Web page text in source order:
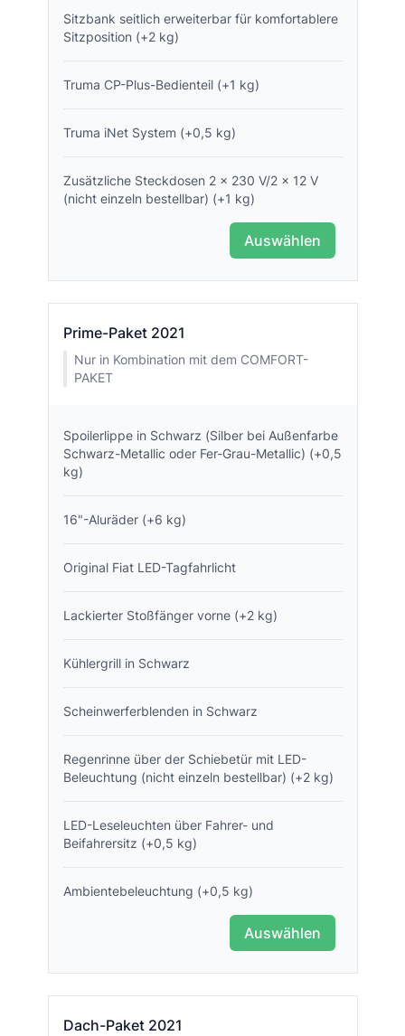
Sitzbank seitlich erweiterbar für komfortablere
Sitzposition (+2 kg)
Truma CP-Plus-Bedienteil (+1 kg)
Truma iNet System (+0,5 kg)
Zusätzliche Steckdosen 2 x 230 V/2 x 12 V
(nicht einzeln bestellbar) (+1 kg)
Auswählen
Prime-Paket 2021
Nur in Kombination mit dem COMFORT-
PAKET
Spoilerlippe in Schwarz (Silber bei Außenfarbe
Schwarz-Metallic oder Fer-Grau-Metallic) (+0,5
kg)
16"-Aluräder (+6 kg)
Original Fiat LED-Tagfahrlicht
Lackierter Stoßfänger vorne (+2 kg)
Kühlergrill in Schwarz
Scheinwerferblenden in Schwarz
Regenrinne über der Schiebetür mit LED-
Beleuchtung (nicht einzeln bestellbar) (+2 kg)
LED-Leseleuchten über Fahrer- und
Beifahrersitz (+0,5 kg)
Ambientebeleuchtung (+0,5 kg)
Auswählen
Dach-Paket 2021